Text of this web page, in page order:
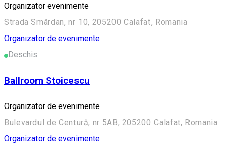
Organizator evenimente
Strada Smârdan, nr 10, 205200 Calafat, Romania
Organizator de evenimente
Deschis
Ballroom Stoicescu
Organizator de evenimente
Bulevardul de Centură, nr 5AB, 205200 Calafat, Romania
Organizator de evenimente